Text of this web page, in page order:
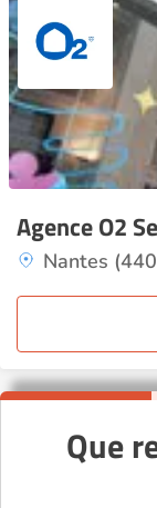
Agence O2
Nantes
Que